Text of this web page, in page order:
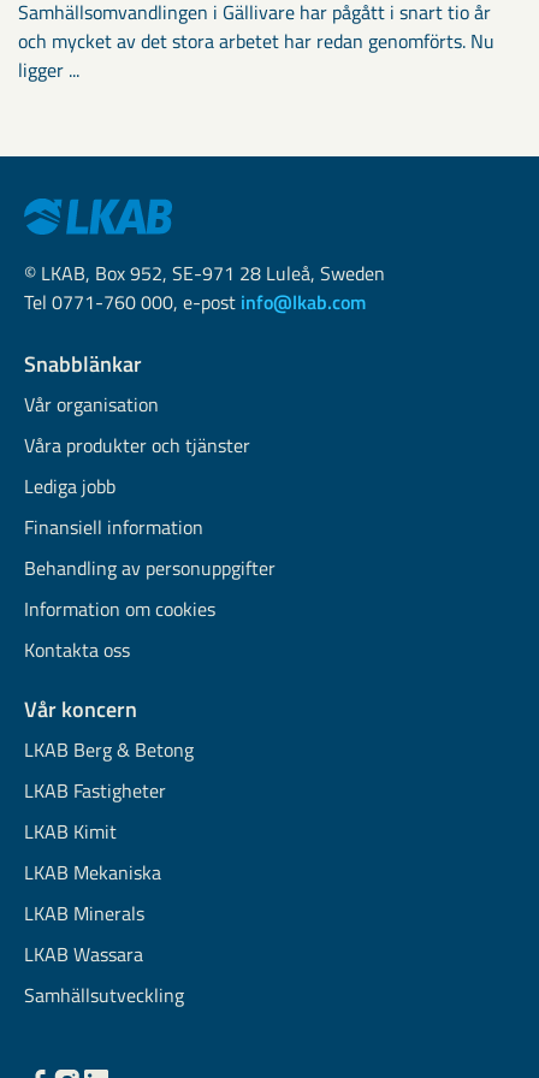
Samhällsomvandlingen i Gällivare har pågått i snart tio år
och mycket av det stora arbetet har redan genomförts. Nu
ligger ...
© LKAB, Box 952, SE-971 28 Luleå, Sweden
Tel 0771-760 000, e-post info@lkab.com
Snabblänkar
Vår organisation
Våra produkter och tjänster
Lediga jobb
Finansiell information
Behandling av personuppgifter
Information om cookies
Kontakta oss
Vår koncern
LKAB Berg & Betong
LKAB Fastigheter
LKAB Kimit
LKAB Mekaniska
LKAB Minerals
LKAB Wassara
Samhällsutveckling